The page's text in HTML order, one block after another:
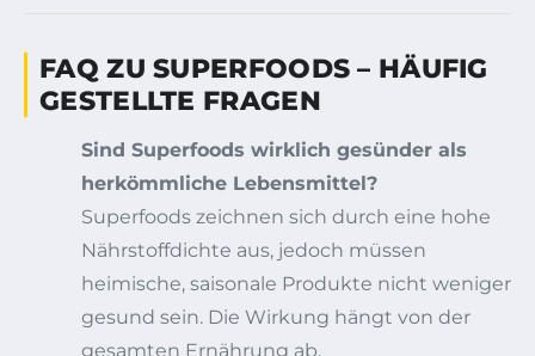
FAQ ZU SUPERFOODS – HÄUFIG
GESTELLTE FRAGEN
Sind Superfoods wirklich gesünder als
herkömmliche Lebensmittel?
Superfoods zeichnen sich durch eine hohe
Nährstoffdichte aus, jedoch müssen
heimische, saisonale Produkte nicht weniger
gesund sein. Die Wirkung hängt von der
gesamten Ernährung ab.